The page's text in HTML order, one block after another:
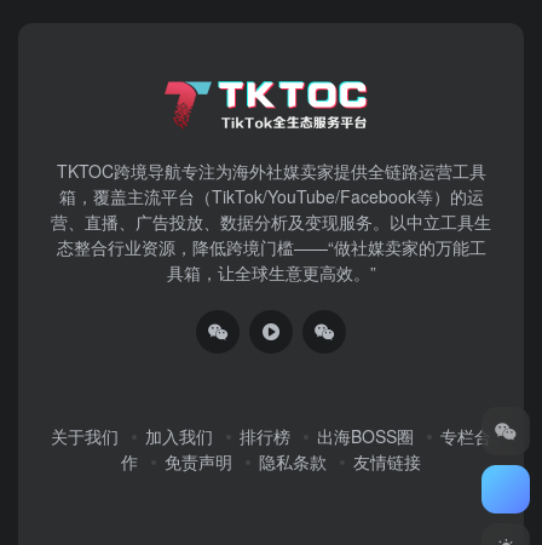
TKTOC跨境导航​专注为海外社媒卖家提供全链路运营工具
箱，覆盖主流平台（TikTok/YouTube/Facebook等）​的运
营、直播、广告投放、数据分析及变现服务。以中立工具生
态整合行业资源，降低跨境门槛——“做社媒卖家的万能工
具箱，让全球生意更高效。”
关于我们 加入我们 排行榜 出海BOSS圈
专栏合
作
免责声明 隐私条款 友情链接